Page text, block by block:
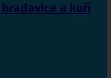
a kuří